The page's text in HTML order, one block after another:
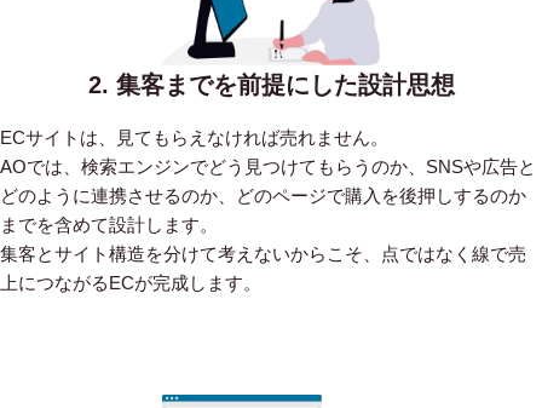
2. 集客までを前提にした設計思想
ECサイトは、見てもらえなければ売れません。
AOでは、検索エンジンでどう見つけてもらうのか、SNSや広告と
どのように連携させるのか、どのページで購入を後押しするのか
までを含めて設計します。
集客とサイト構造を分けて考えないからこそ、点ではなく線で売
上につながるECが完成します。